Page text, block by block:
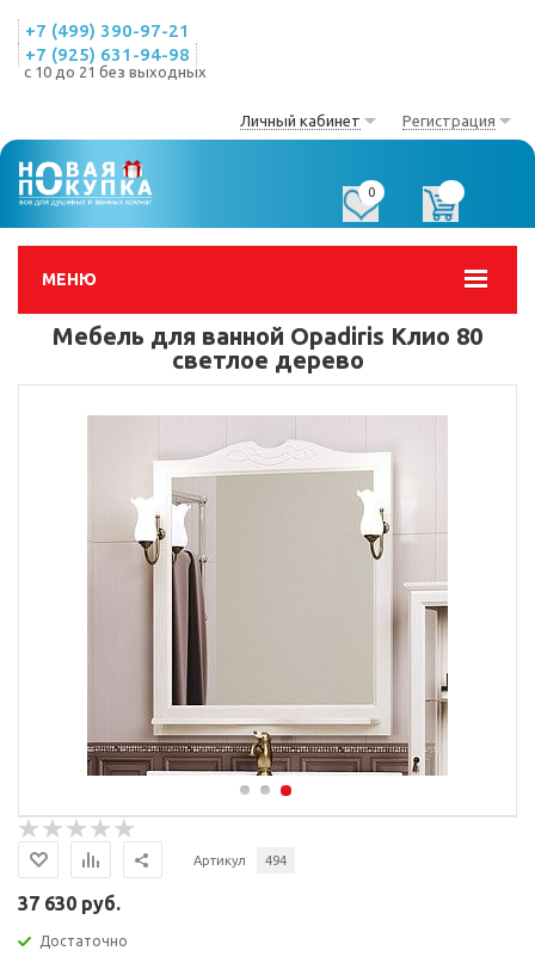
+7 (499) 390-97-21
+7 (925) 631-94-98
с 10 до 21 без выходных
Личный кабинет Регистрация
МЕНЮ
0
Мебель для ванной Opadiris Клио 80
светлое дерево
Артикул 494
37 630 руб.
Достаточно